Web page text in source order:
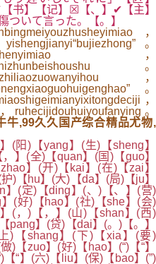
书】【记】☒【、】✔【主】
ついて言った。【。】
，
。
，
。
，
。
，
ruhecijidouhuiyoufanying。
牛,99久久国产综合精品尤物,
)【yang】(生)【sheng】
】(全)【quan】(国)【guo】
】(开)【kai】(在)【zai】
)【hu】(大)【da】(局)【ju】
】(定)【ding】(、)【、】(营)
(好)【hao】(社)【she】(会)
(，)【，】(山)【shan】(西)
pang】(贷)【dai】(。)【。】
)【shang】(下)【xia】(要)
)【zuo】(好)【hao】(“)【“】
【“】(六)【liu】(保)【bao】(”)